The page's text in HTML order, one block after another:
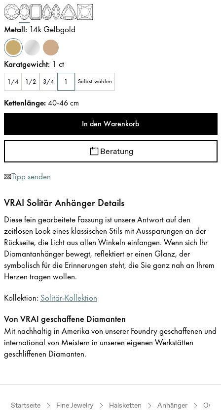
Metall: 14k Gelbgold
Karatgewicht: 1 ct
1/4 1/2 3/4 1 Selbst wählen
Kettenlänge:40-46 cm
In den Warenkorb
Beratung
Tipp senden
VRAI Solitär Anhänger Details
Diese fein gearbeitete Fassung ist unsere Antwort auf den
zeitlosen Look eines klassischen Stils mit Aussparungen an der
Rückseite, die Licht aus allen Winkeln einfangen. Wenn sich Ihr
Diamantanhänger bewegt, reflektiert er einen Glanz, der
symbolisch für die Erinnerungen steht, die Sie ganz nah an Ihrem
Herzen tragen wollen.
Kollektion: Solitär-Kollektion
Von VRAI geschaffene Diamanten
Mit nachhaltig in Amerika von unserer Foundry geschaffenen und
international von Meistern in unseren eigenen Werkstätten
geschliffenen Diamanten.
Startseite Fine Jewelry Halsketten Anhänger Oval